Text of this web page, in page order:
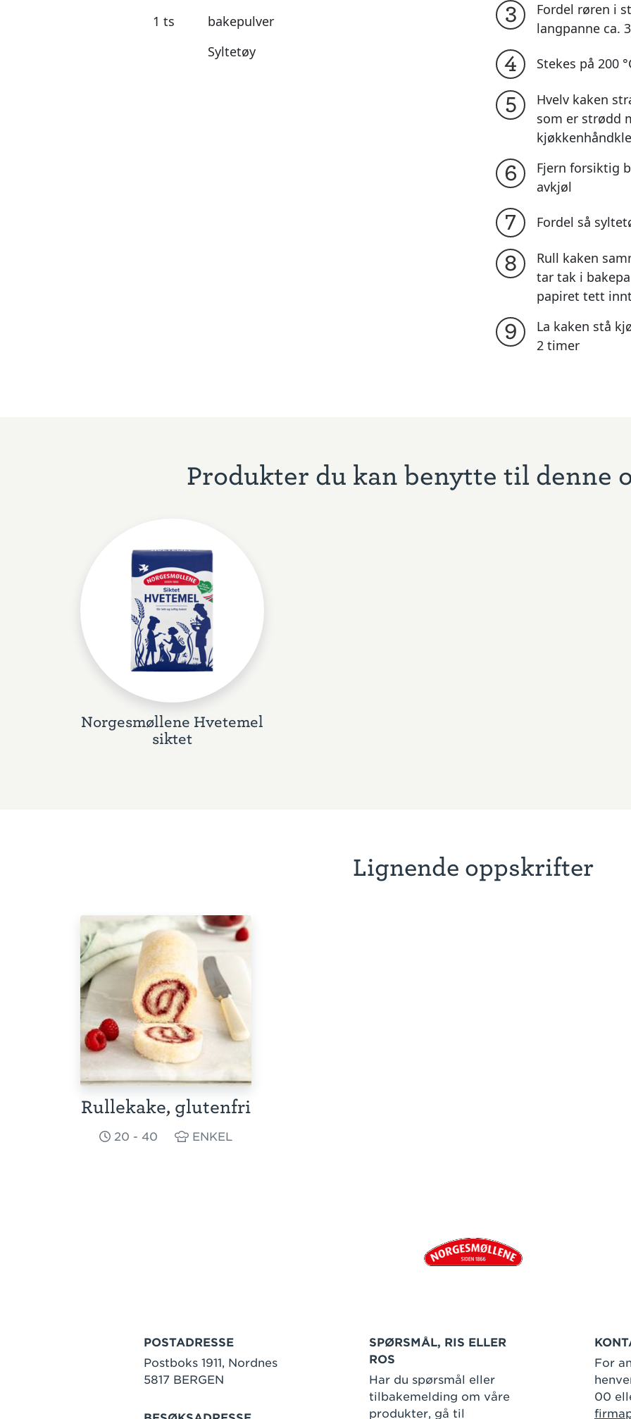
1 ts
bakepulver
Syltetøy
3
Fordel røren i
langpanne ca.
4 Stekes på 200
5
Hvelv kaken
som er strødd
6
Fjern forsiktig
avkjøl
7 Fordel så
8
Rull kaken
tar tak i
papiret tett
9
La kaken stå
2 timer
Produkter du kan benytte til denne
Norgesmøllene Hvetemel
siktet
Lignende oppskrifter
Rullekake, glutenfri
20 - 40 ENKEL
POSTADRESSE
Postboks 1911, Nordnes
5817 BERGEN
SPØRSMÅL, RIS ELLER
ROS
Har du spørsmål eller
tilbakemelding om våre
produkter, gå til
For
00